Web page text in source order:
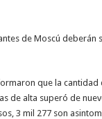
de Moscú deberán
que la cantidad
de alta superó de
3 mil 277 son